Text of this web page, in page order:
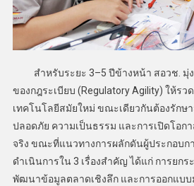
สำหรับระยะ 3–5 ปีข้างหน้า สอวช. มุ่ง
ของกฎระเบียบ (Regulatory Agility) ให้ร
เทคโนโลยีสมัยใหม่ ขณะเดียวกันต้องรักษ
ปลอดภัย ความเป็นธรรม และการเปิดโอก
จริง ขณะที่แนวทางการผลักดันผู้ประกอบกา
ดำเนินการใน 3 เรื่องสำคัญ ได้แก่ การยก
พัฒนาข้อมูลตลาดเชิงลึก และการออกแบ